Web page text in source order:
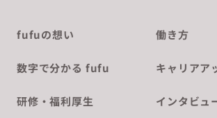
fufuの想い 働き方
数字で分かる fufu キャリアア
研修・福利厚生 インタビュ